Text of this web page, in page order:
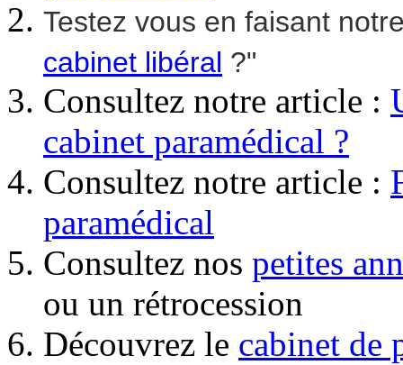
Testez vous en faisant
cabinet libéral ?"
Consultez notre article :
cabinet paramédical ?
Consultez notre article :
paramédical
Consultez nos petites
ou un rétrocession
Découvrez le cabinet de